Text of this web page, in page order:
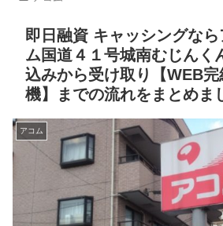
即日融資 キャッシングなら
ム国道４１号城南むじんく
込みから受け取り【WEB
機】までの流れをまとめま
アコム